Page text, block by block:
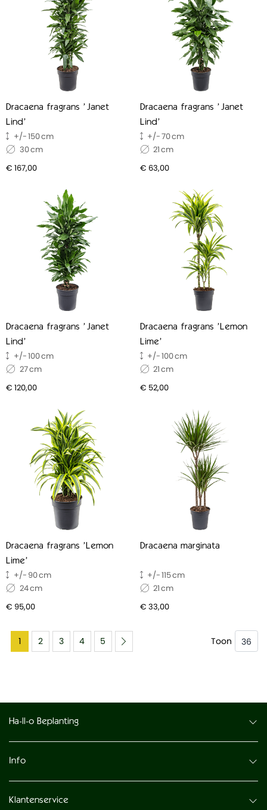
Dracaena fragrans 'Janet
Lind'
150
30
€ 167,00
Dracaena fragrans 'Janet
Lind'
70
21
€ 63,00
Dracaena fragrans 'Janet
Lind'
100
27
€ 120,00
Dracaena fragrans 'Lemon
Lime'
100
21
€ 52,00
Dracaena fragrans 'Lemon
Lime'
90
24
€ 95,00
Dracaena marginata
115
21
€ 33,00
1 2 3 4 5 Toon
Ha-ll-o Beplanting
Info
Klantenservice